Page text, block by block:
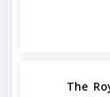
The